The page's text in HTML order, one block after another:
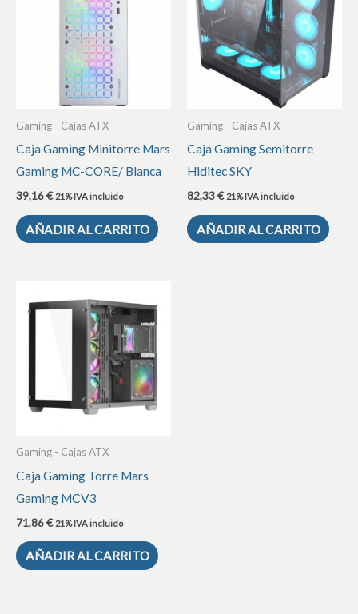
Gaming - Cajas ATX
Caja Gaming Minitorre Mars
Gaming MC-CORE/ Blanca
39,16€ 21% IVA incluido
AÑADIR AL CARRITO
Gaming - Cajas ATX
Caja Gaming Semitorre
Hiditec SKY
82,33€ 21% IVA incluido
AÑADIR AL CARRITO
Gaming - Cajas ATX
Caja Gaming Torre Mars
Gaming MCV3
71,86€ 21% IVA incluido
AÑADIR AL CARRITO